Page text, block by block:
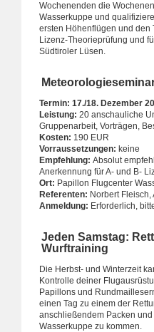
Wochenenden die
Wasserkuppe und
ersten Höhenflügen und den
Lizenz-Theorieprüfung und
Südtiroler Lüsen.
Termin: 17./18. Dezember
Leistung: 20 anschauliche
Gruppenarbeit, Vorträgen,
Kosten: 190 EUR
Vorraussetzungen: keine
Empfehlung: Absolut
Anerkennung für A- und B-
Ort: Papillon Flugcenter
Referenten: Norbert
Anmeldung: Erforderlich,
Jeden Samstag:
Wurftraining
Die Herbst- und Winterzeit
Kontrolle deiner
Papillons und
einen Tag zu einem der
anschließendem Packen
Wasserkuppe zu kommen.